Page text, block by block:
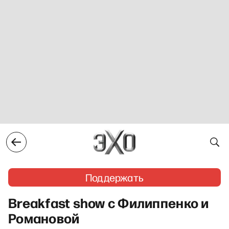
Поддержать
Breakfast show с Филиппенко и
Романовой